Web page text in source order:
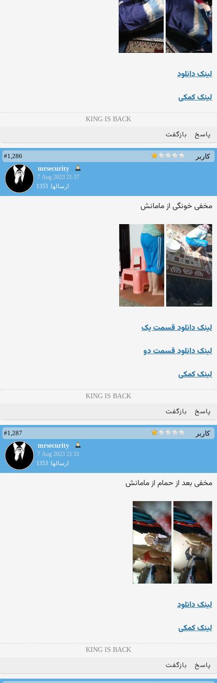
لینک دانلود
لینک کمکی
KING IS BACK
پاسخ بازگفت
کاربر
#1,286
mrsecurity
7 Aug 2023 21:37
ارسالها: 1353
مخفی خونگی از مامانش
لینک دانلود قسمت یک
لینک دانلود قسمت دو
لینک کمکی
KING IS BACK
پاسخ بازگفت
کاربر
#1,287
mrsecurity
7 Aug 2023 21:51
ارسالها: 1353
مخفی بعد از حمام از مامانش
لینک دانلود
لینک کمکی
KING IS BACK
پاسخ بازگفت